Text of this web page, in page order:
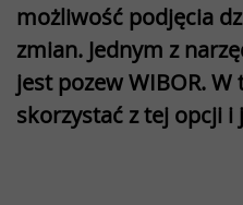
możliwość podjęcia
zmian. Jednym z
jest pozew WIBOR.
skorzystać z tej opcji i